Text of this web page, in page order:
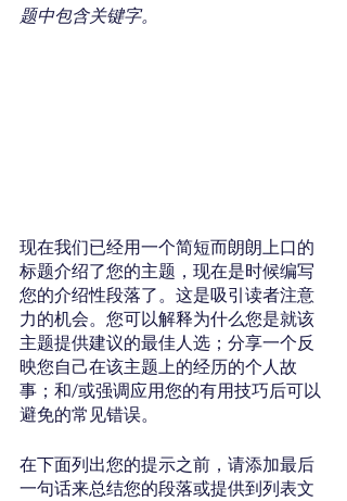
题中包含关键字。
现在我们已经用一个简短而朗朗上口的
标题介绍了您的主题，现在是时候编写
您的介绍性段落了。这是吸引读者注意
力的机会。您可以解释为什么您是就该
主题提供建议的最佳人选；分享一个反
映您自己在该主题上的经历的个人故
事；和/或强调应用您的有用技巧后可以
避免的常见错误。
在下面列出您的提示之前，请添加最后
一句话来总结您的段落或提供到列表文